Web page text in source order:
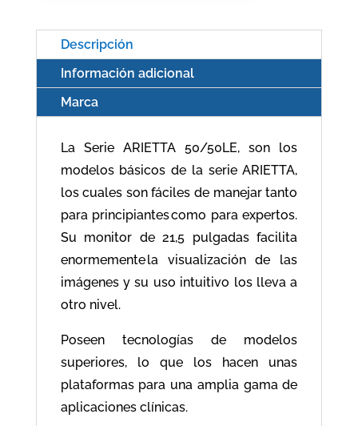
Descripción
Información adicional
Marca
La Serie ARIETTA 50/50LE, son los
modelos básicos de la serie ARIETTA,
los cuales son fáciles de manejar tanto
para principiantes como para expertos.
Su monitor de 21,5 pulgadas facilita
enormemente la visualización de las
imágenes y su uso intuitivo los lleva a
otro nivel.
Poseen tecnologías de modelos
superiores, lo que los hacen unas
plataformas para una amplia gama de
aplicaciones clínicas.